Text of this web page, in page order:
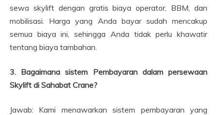
sewa skylift dengan gratis biaya operator, BBM, dan
mobilisasi. Harga yang Anda bayar sudah mencakup
semua biaya ini, sehingga Anda tidak perlu khawatir
tentang biaya tambahan.
3. Bagaimana sistem Pembayaran dalam persewaan
Skylift di Sahabat Crane?
Jawab: Kami menawarkan sistem pembayaran yang